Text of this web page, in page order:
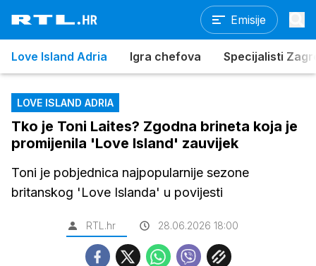
Emisije
Love Island Adria Igra chefova Specijalisti
LOVE ISLAND ADRIA
Tko je Toni Laites? Zgodna brineta koja je
promijenila 'Love Island' zauvijek
Toni je pobjednica najpopularnije sezone
britanskog 'Love Islanda' u povijesti
RTL.hr 28.06.2026 18:00